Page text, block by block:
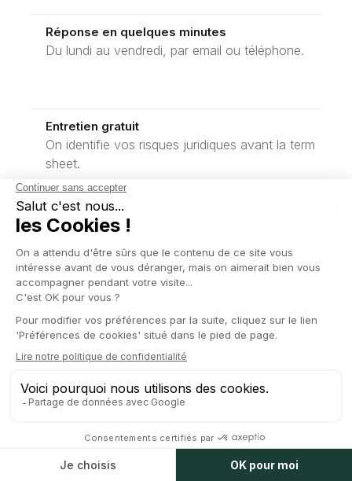
Réponse en quelques minutes
Du lundi au vendredi, par email ou téléphone.
Entretien gratuit
On identifie vos risques juridiques avant la term
sheet.
Devis transparent
facture.